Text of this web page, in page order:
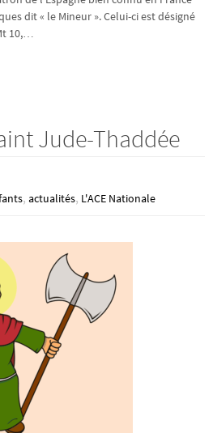
dit « le Mineur ». Celui-ci est désigné
10,…
Jude-Thaddée
,actualités, L'ACE Nationale